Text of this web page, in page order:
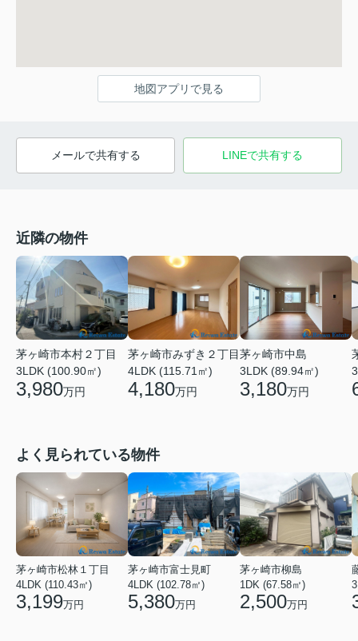
地図アプリで見る
メールで共有する LINEで共有する
近隣の物件
茅ヶ崎市本村２丁目
3LDK (100.90㎡)
3,980万円
茅ヶ崎市みずき２丁目
4LDK (115.71㎡)
4,180万円
茅ヶ崎市中島
3LDK (89.94㎡)
3,180万円
よく見られている物件
茅ヶ崎市松林１丁目
4LDK (110.43㎡)
3,199万円
茅ヶ崎市富士見町
4LDK (102.78㎡)
5,380万円
茅ヶ崎市柳島
1DK (67.58㎡)
2,500万円